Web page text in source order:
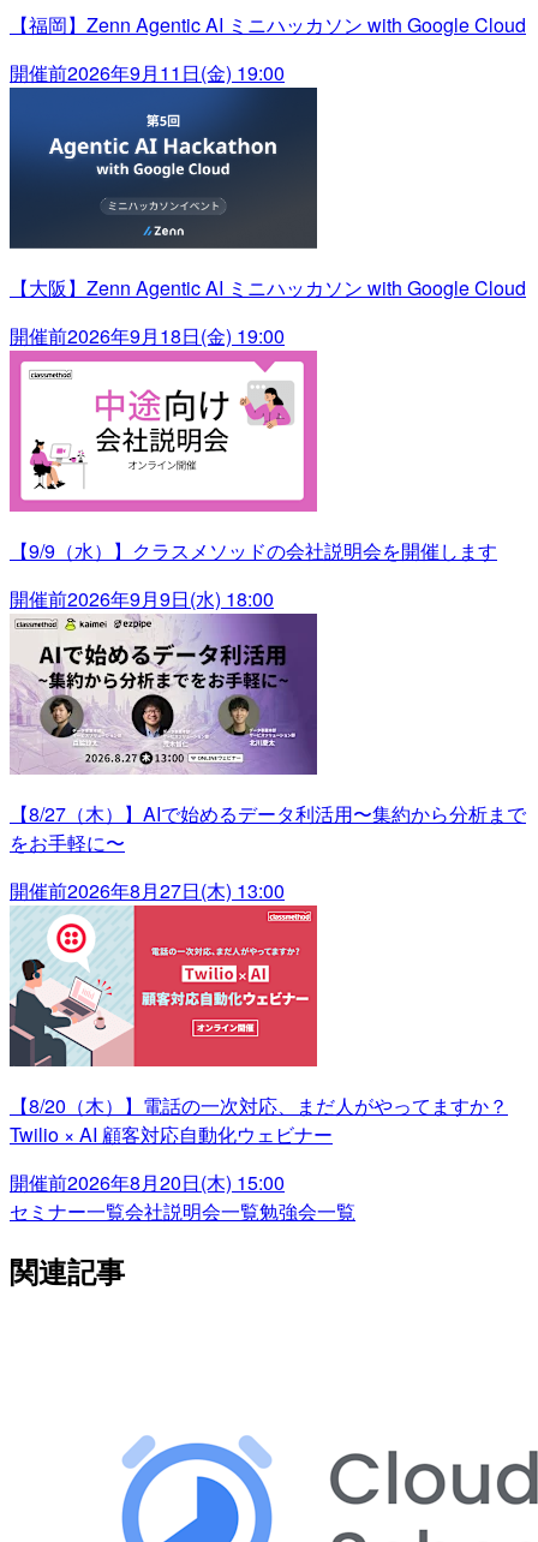
【福岡】Zenn Agentic AI ミニハッカソン with Google Cloud
開催前2026年9月11日(金) 19:00
【大阪】Zenn Agentic AI ミニハッカソン with Google Cloud
開催前2026年9月18日(金) 19:00
【9/9（水）】クラスメソッドの会社説明会を開催します
開催前2026年9月9日(水) 18:00
【8/27（木）】AIで始めるデータ利活用〜集約から分析まで
をお手軽に〜
開催前2026年8月27日(木) 13:00
【8/20（木）】電話の一次対応、まだ人がやってますか？
Twilio × AI 顧客対応自動化ウェビナー
開催前2026年8月20日(木) 15:00
セミナー一覧会社説明会一覧勉強会一覧
関連記事